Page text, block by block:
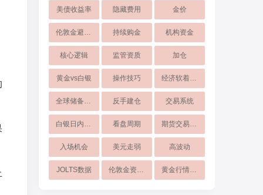
美债收益率 隐藏费用 金价
伦敦金避险策略 持续购金 机构资金
核心逻辑 监管资质 加仓
黄金vs白银 操作技巧 经济软着陆预期
全球储备格局 反手建仓 交易系统
白银日内大跌 看盘周期 期货交易手续费
入场机会 美元走弱 高波动
JOLTS数据 伦敦金资产避险 黄金行情大涨